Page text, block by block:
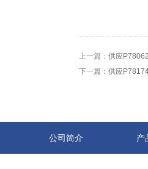
上一篇： 供应
下一篇： 供应
公司简介 产